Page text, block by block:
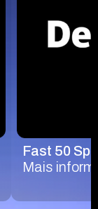
Fast 50
Mais